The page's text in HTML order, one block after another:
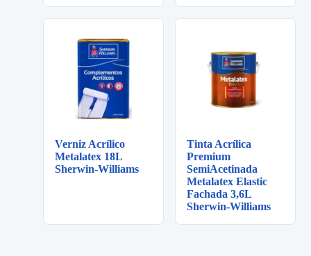
Verniz Acrílico
Metalatex 18L
Sherwin-Williams
Tinta Acrílica
Premium
SemiAcetinada
Metalatex Elastic
Fachada 3,6L
Sherwin-Williams